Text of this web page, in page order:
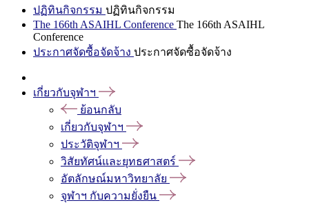
ปฏิทินกิจกรรม ปฏิทินกิจกรรม
The 166th ASAIHL Conference The 166th ASAIHL
Conference
ประกาศจัดซื้อจัดจ้าง ประกาศจัดซื้อจัดจ้าง
เกี่ยวกับจุฬาฯ
ย้อนกลับ
เกี่ยวกับจุฬาฯ
ประวัติจุฬาฯ
วิสัยทัศน์และยุทธศาสตร์
อัตลักษณ์มหาวิทยาลัย
จุฬาฯ กับความยั่งยืน